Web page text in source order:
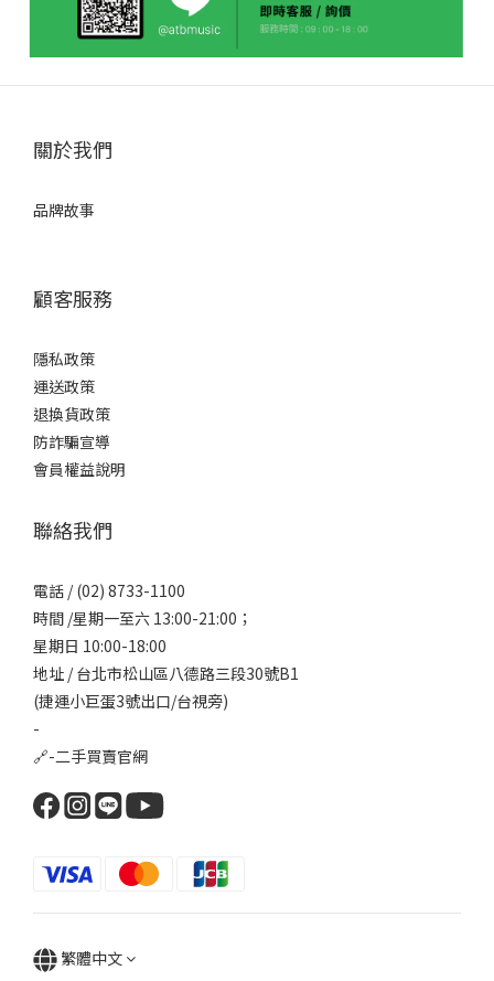
關於我們
品牌故事
顧客服務
隱私政策
運送政策
退換貨政策
防詐騙宣導
會員權益說明
聯絡我們
電話 / (02) 8733-1100
時間 /星期一至六 13:00-21:00；
星期日 10:00-18:00
地址 / 台北市松山區八德路三段30號B1
(捷運小巨蛋3號出口/台視旁)
-
🔗-二手買賣官網
繁體中文